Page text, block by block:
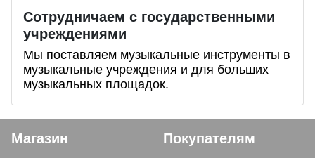
Сотрудничаем с государственными
учреждениями
Мы поставляем музыкальные инструменты в
музыкальные учреждения и для больших
музыкальных площадок.
Магазин Покупателям